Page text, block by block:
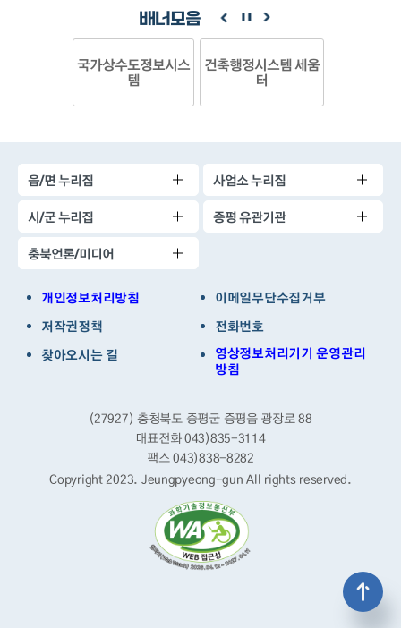
배너모음
국가상수도정보시스
템
건축행정시스템 세움
터
읍/면 누리집
사업소 누리집
시/군 누리집
증평 유관기관
충북언론/미디어
개인정보처리방침
이메일무단수집거부
저작권정책
전화번호
찾아오시는 길
영상정보처리기기 운영관리
방침
(27927) 충청북도 증평군 증평읍 광장로 88
대표전화 043)835-3114
팩스 043)838-8282
Copyright 2023. Jeungpyeong-gunAll rights reserved.